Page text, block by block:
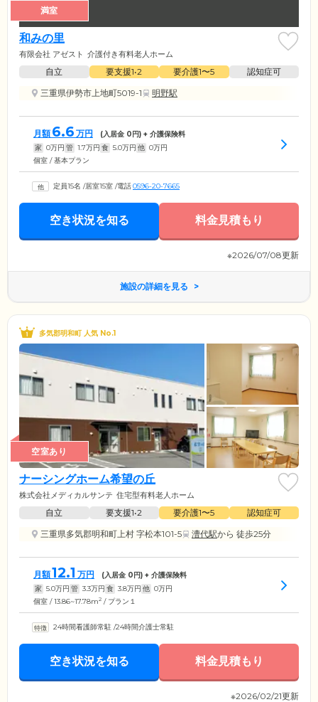
満室
和みの里
有限会社 アゼスト 介護付き有料老人ホーム
自立 要支援1•2 要介護1〜5
認知症可
三重県伊勢市上地町5019-1
明野駅
月額 6.6 万円 (入居金 0円) + 介護保険料
家 0万円 管 1.7万円 食 5.0万円 他 0万円
個室 / 基本プラン
定員15名 /居室15室 /電話0596-20-7665
空き状況を知る 料金見積もり
※2026/07/08更新
施設の詳細を見る
多気郡明和町 人気 No.1
空室あり
ナーシングホーム希望の丘
株式会社メディカルサンテ 住宅型有料老人ホーム
自立 要支援1•2 要介護1〜5
認知症可
三重県多気郡明和町上村 字松本101-5
漕代駅から 徒歩25分
月額12.1 万円 (入居金 0円) + 介護保険料
家 5.0万円 管 3.3万円 食 3.8万円 他 0万円
個室 / 13.86~17.78m2 / プラン１
24時間看護師常駐 /24時間介護士常駐
空き状況を知る 料金見積もり
※2026/02/21更新